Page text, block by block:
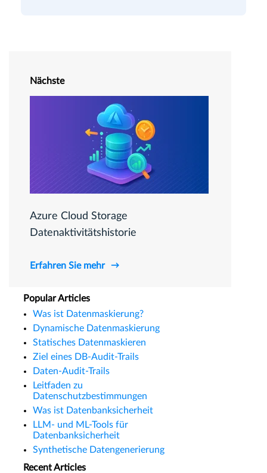
Nächste
Azure Cloud Storage
Datenaktivitätshistorie
Erfahren Sie mehr
Popular Articles
Was ist Datenmaskierung?
Dynamische Datenmaskierung
Statisches Datenmaskieren
Ziel eines DB-Audit-Trails
Daten-Audit-Trails
Leitfaden zu
Datenschutzbestimmungen
Was ist Datenbanksicherheit
LLM- und ML-Tools für
Datenbanksicherheit
Synthetische Datengenerierung
Recent Articles